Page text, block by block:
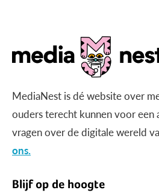
MediaNest is dé website over
ouders terecht kunnen voor
vragen over de digitale wereld
ons.
Blijf op de hoogte